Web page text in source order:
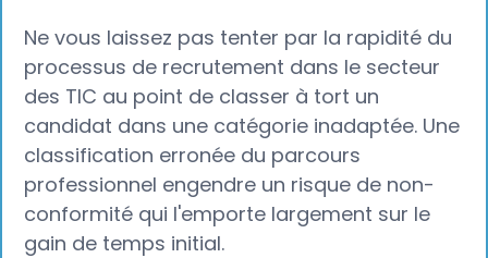
Ne vous laissez pas tenter par la rapidité du
processus de recrutement dans le secteur
des TIC au point de classer à tort un
candidat dans une catégorie inadaptée. Une
classification erronée du parcours
professionnel engendre un risque de non-
conformité qui l'emporte largement sur le
gain de temps initial.